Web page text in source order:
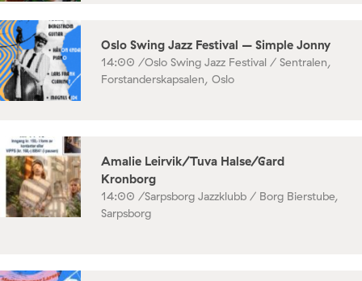
Oslo Swing Jazz Festival – Simple Jonny
14:00 /Oslo Swing Jazz Festival / Sentralen,
Forstanderskapsalen, Oslo
Amalie Leirvik/Tuva Halse/Gard
Kronborg
14:00 /Sarpsborg Jazzklubb / Borg Bierstube,
Sarpsborg